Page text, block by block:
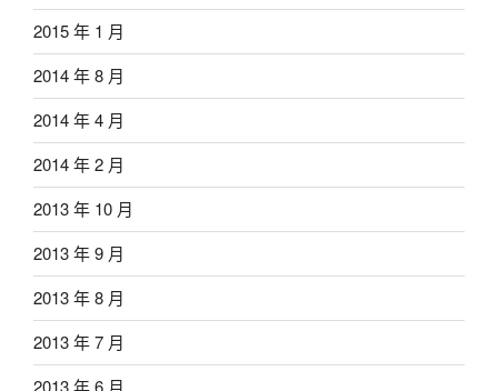
2015 年 1 月
2014 年 8 月
2014 年 4 月
2014 年 2 月
2013 年 10 月
2013 年 9 月
2013 年 8 月
2013 年 7 月
2013 年 6 月